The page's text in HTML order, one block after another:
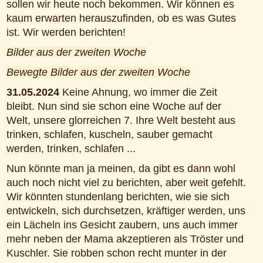
sollen wir heute noch bekommen. Wir können es
kaum erwarten herauszufinden, ob es was Gutes
ist. Wir werden berichten!
Bilder aus der zweiten Woche
Bewegte Bilder aus der zweiten Woche
31.05.2024 Keine Ahnung, wo immer die Zeit
bleibt. Nun sind sie schon eine Woche auf der
Welt, unsere glorreichen 7. Ihre Welt besteht aus
trinken, schlafen, kuscheln, sauber gemacht
werden, trinken, schlafen ...
Nun könnte man ja meinen, da gibt es dann wohl
auch noch nicht viel zu berichten, aber weit gefehlt.
Wir könnten stundenlang berichten, wie sie sich
entwickeln, sich durchsetzen, kräftiger werden, uns
ein Lächeln ins Gesicht zaubern, uns auch immer
mehr neben der Mama akzeptieren als Tröster und
Kuschler. Sie robben schon recht munter in der